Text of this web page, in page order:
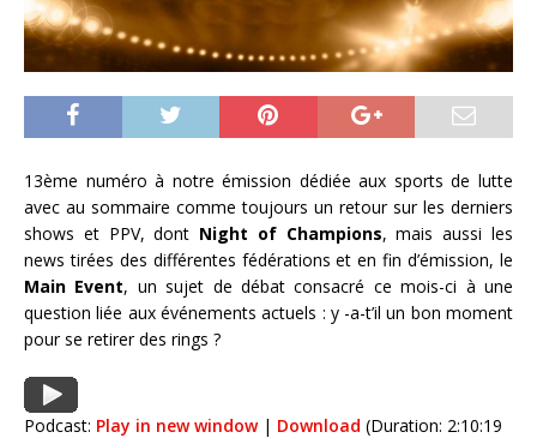
13ème numéro à notre émission dédiée aux sports de lutte
avec au sommaire comme toujours un retour sur les derniers
shows et PPV, dont Night of Champions, mais aussi les
news tirées des différentes fédérations et en fin d’émission, le
Main Event, un sujet de débat consacré ce mois-ci à une
question liée aux événements actuels : y -a-t’il un bon moment
pour se retirer des rings ?
Podcast: Play in new window| Download (Duration: 2:10:19